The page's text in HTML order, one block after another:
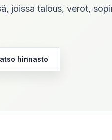
hyväksynnät, digitaalinen
kassavirta, budjetit ja johdon
joissa talous, verot,
hinnasto